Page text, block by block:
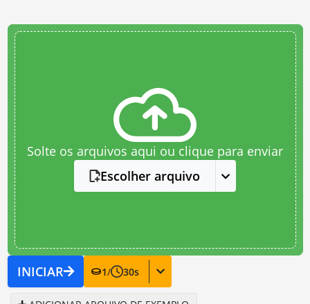
Solte os arquivos aqui ou clique para enviar
Escolher arquivo
INICIAR 1/ 30s